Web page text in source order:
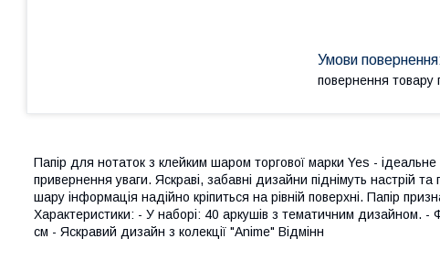
повернення товару
Папір для нотаток з клейким шаром торгової марки Yes -
привернення уваги. Яскраві, забавні дизайни піднімуть настрій
шару інформація надійно кріпиться на рівній поверхні. Папір
Характеристики: - У наборі: 40 аркушів з тематичним дизайном. -
см - Яскравий дизайн з колекції "Anime" Відмінн